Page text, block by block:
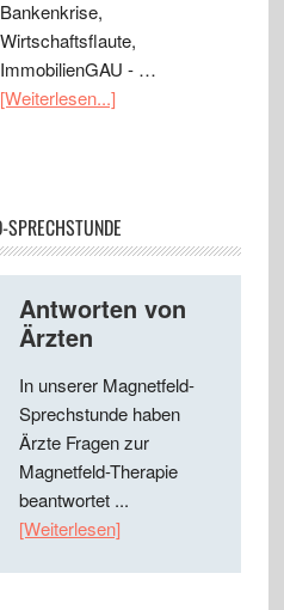
Bankenkrise,
Wirtschaftsflaute,
ImmobilienGAU - …
[Weiterlesen...]
SPRECHSTUNDE
Antworten von
Ärzten
In unserer Magnetfeld-
Sprechstunde haben
Ärzte Fragen zur
Magnetfeld-Therapie
beantwortet ...
[Weiterlesen]